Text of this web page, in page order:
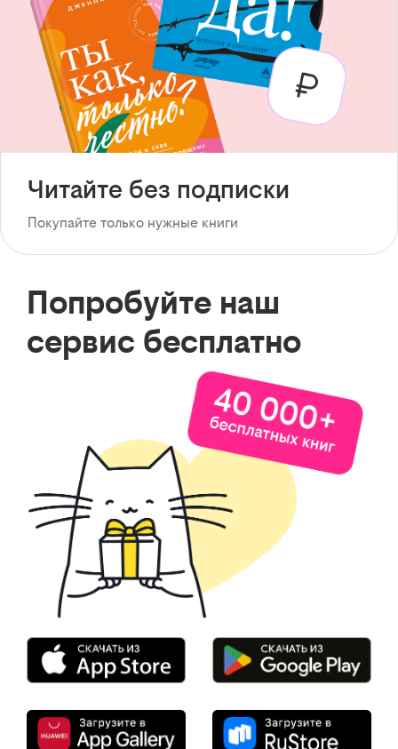
Читайте без подписки
Покупайте только нужные книги
Попробуйте наш
сервис бесплатно